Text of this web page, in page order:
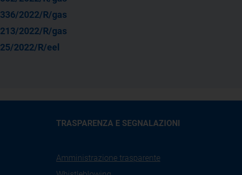
336/2022/R/gas
213/2022/R/gas
25/2022/R/eel
TRASPARENZA E SEGNALAZIONI
Amministrazione trasparente